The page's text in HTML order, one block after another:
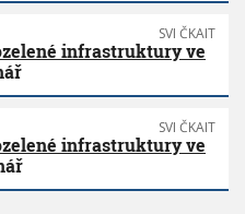
SVI ČKAIT
infrastruktury ve
SVI ČKAIT
infrastruktury ve